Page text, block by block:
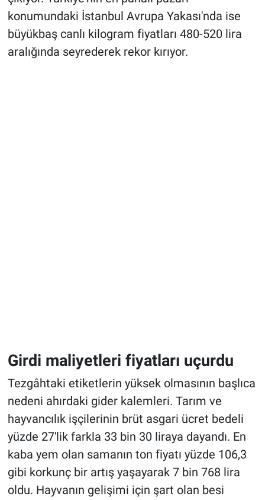
konumundaki İstanbul Avrupa Yakası'nda ise
büyükbaş canlı kilogram fiyatları 480-520 lira
aralığında seyrederek rekor kırıyor.
Girdi maliyetleri fiyatları uçurdu
Tezgâhtaki etiketlerin yüksek olmasının başlıca
nedeni ahırdaki gider kalemleri. Tarım ve
hayvancılık işçilerinin brüt asgari ücret bedeli
yüzde 27'lik farkla 33 bin 30 liraya dayandı. En
kaba yem olan samanın ton fiyatı yüzde 106,3
gibi korkunç bir artış yaşayarak 7 bin 768 lira
oldu. Hayvanın gelişimi için şart olan besi